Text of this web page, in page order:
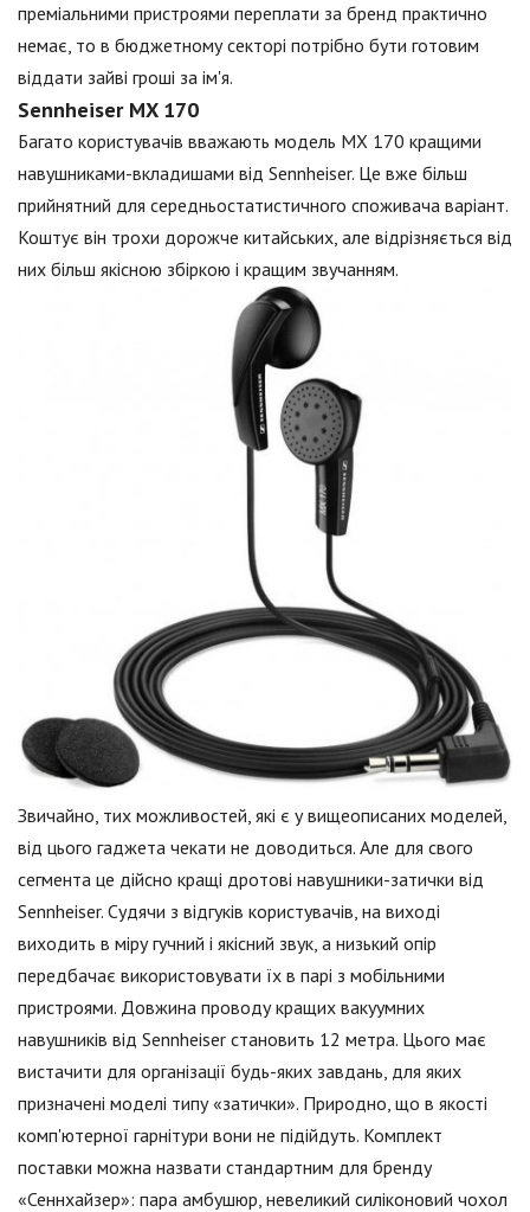
преміальними пристроями переплати за бренд практично
немає, то в бюджетному секторі потрібно бути готовим
віддати зайві гроші за ім'я.
Sennheiser MX 170
Багато користувачів вважають модель MX 170 кращими
навушниками-вкладишами від Sennheiser. Це вже більш
прийнятний для середньостатистичного споживача варіант.
Коштує він трохи дорожче китайських, але відрізняється від
них більш якісною збіркою і кращим звучанням.
Звичайно, тих можливостей, які є у вищеописаних моделей,
від цього гаджета чекати не доводиться. Але для свого
сегмента це дійсно кращі дротові навушники-затички від
Sennheiser. Судячи з відгуків користувачів, на виході
виходить в міру гучний і якісний звук, а низький опір
передбачає використовувати їх в парі з мобільними
пристроями. Довжина проводу кращих вакуумних
навушників від Sennheiser становить 12 метра. Цього має
вистачити для організації будь-яких завдань, для яких
призначені моделі типу «затички». Природно, що в якості
комп'ютерної гарнітури вони не підійдуть. Комплект
поставки можна назвати стандартним для бренду
«Сеннхайзер»: пара амбушюр, невеликий силіконовий чохол